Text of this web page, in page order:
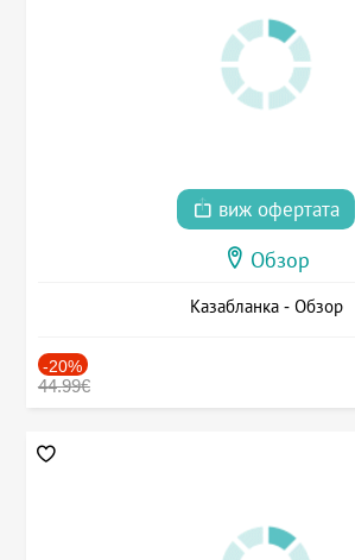
виж офертата
Обзор
Казабланка - Обзор
-20%
44.99€